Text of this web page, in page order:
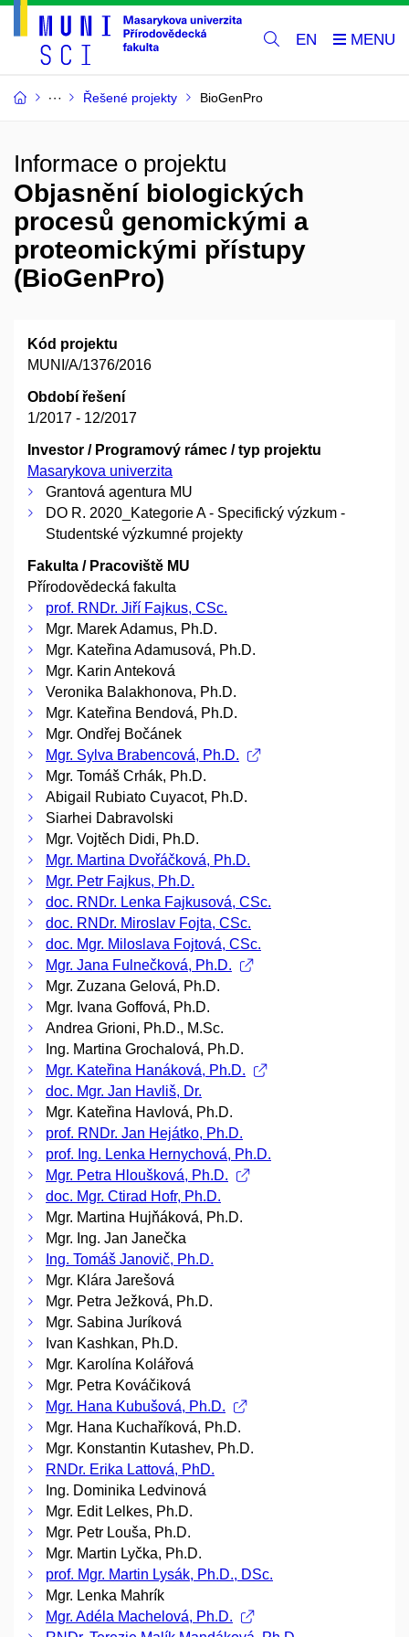
EN
Řešené projekty BioGenPro
Informace o projektu
Objasnění biologických
procesů genomickými a
proteomickými přístupy
(BioGenPro)
Kód projektu
MUNI/A/1376/2016
Období řešení
1/2017 - 12/2017
Investor / Programový rámec / typ projektu
Masarykova univerzita
Grantová agentura MU
DO R. 2020_Kategorie A - Specifický výzkum -
Studentské výzkumné projekty
Fakulta / Pracoviště MU
Přírodovědecká fakulta
prof. RNDr. Jiří Fajkus, CSc.
Mgr. Marek Adamus, Ph.D.
Mgr. Kateřina Adamusová, Ph.D.
Mgr. Karin Anteková
Veronika Balakhonova, Ph.D.
Mgr. Kateřina Bendová, Ph.D.
Mgr. Ondřej Bočánek
Mgr. Sylva Brabencová, Ph.D.
Mgr. Tomáš Crhák, Ph.D.
Abigail Rubiato Cuyacot, Ph.D.
Siarhei Dabravolski
Mgr. Vojtěch Didi, Ph.D.
Mgr. Martina Dvořáčková, Ph.D.
Mgr. Petr Fajkus, Ph.D.
doc. RNDr. Lenka Fajkusová, CSc.
doc. RNDr. Miroslav Fojta, CSc.
doc. Mgr. Miloslava Fojtová, CSc.
Mgr. Jana Fulnečková, Ph.D.
Mgr. Zuzana Gelová, Ph.D.
Mgr. Ivana Goffová, Ph.D.
Andrea Grioni, Ph.D., M.Sc.
Ing. Martina Grochalová, Ph.D.
Mgr. Kateřina Hanáková, Ph.D.
doc. Mgr. Jan Havliš, Dr.
Mgr. Kateřina Havlová, Ph.D.
prof. RNDr. Jan Hejátko, Ph.D.
prof. Ing. Lenka Hernychová, Ph.D.
Mgr. Petra Hloušková, Ph.D.
doc. Mgr. Ctirad Hofr, Ph.D.
Mgr. Martina Hujňáková, Ph.D.
Mgr. Ing. Jan Janečka
Ing. Tomáš Janovič, Ph.D.
Mgr. Klára Jarešová
Mgr. Petra Ježková, Ph.D.
Mgr. Sabina Juríková
Ivan Kashkan, Ph.D.
Mgr. Karolína Kolářová
Mgr. Petra Kováčiková
Mgr. Hana Kubušová, Ph.D.
Mgr. Hana Kuchaříková, Ph.D.
Mgr. Konstantin Kutashev, Ph.D.
RNDr. Erika Lattová, PhD.
Ing. Dominika Ledvinová
Mgr. Edit Lelkes, Ph.D.
Mgr. Petr Louša, Ph.D.
Mgr. Martin Lyčka, Ph.D.
prof. Mgr. Martin Lysák, Ph.D., DSc.
Mgr. Lenka Mahrík
Mgr. Adéla Machelová, Ph.D.